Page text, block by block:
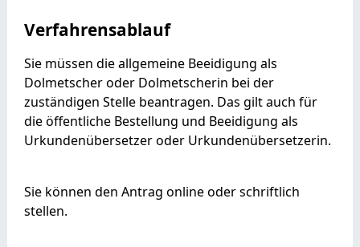
Verfahrensablauf
Sie müssen die allgemeine Beeidigung als
Dolmetscher oder Dolmetscherin bei der
zuständigen Stelle beantragen. Das gilt auch für
die öffentliche Bestellung und Beeidigung als
Urkundenübersetzer oder Urkundenübersetzerin.
Sie können den Antrag online oder schriftlich
stellen.